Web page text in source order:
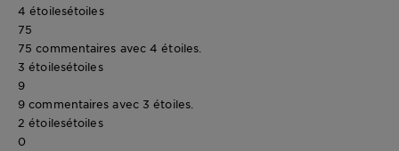
4 étoilesétoiles
75
75 commentaires avec 4 étoiles.
3 étoilesétoiles
9
9 commentaires avec 3 étoiles.
2 étoilesétoiles
0